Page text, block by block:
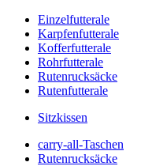
Einzelfutterale
Karpfenfutterale
Kofferfutterale
Rohrfutterale
Rutenrucksäcke
Rutenfutterale
Sitzkissen
carry-all-Taschen
Rutenrucksäcke